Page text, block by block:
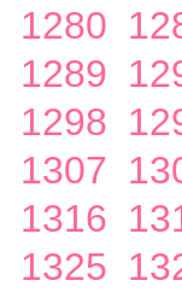
1280
1289
1298
1307
1316
1325